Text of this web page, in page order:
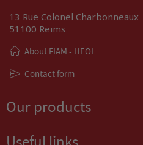
13 Rue Colonel Charbonneaux
51100 Reims
About FIAM - HEOL
Contact form
Our products